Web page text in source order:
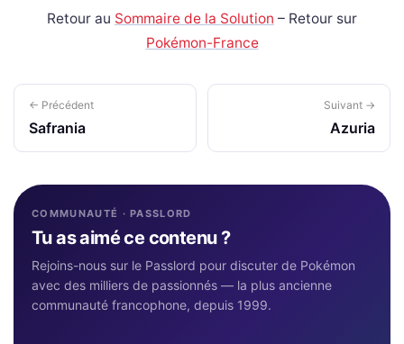
Retour au Sommaire de la Solution – Retour sur
Pokémon-France
← Précédent
Safrania
Suivant →
Azuria
COMMUNAUTÉ · PASSLORD
Tu as aimé ce contenu ?
Rejoins-nous sur le Passlord pour discuter de Pokémon
avec des milliers de passionnés — la plus ancienne
communauté francophone, depuis 1999.